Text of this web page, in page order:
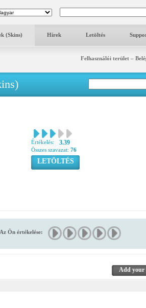
(Skins) Hírek Letöltés
Felhasználói terület –
Értékelés: 3.39
Összes szavazat: 76
LETÖLTÉS
Az Ön értékelése:
Add your